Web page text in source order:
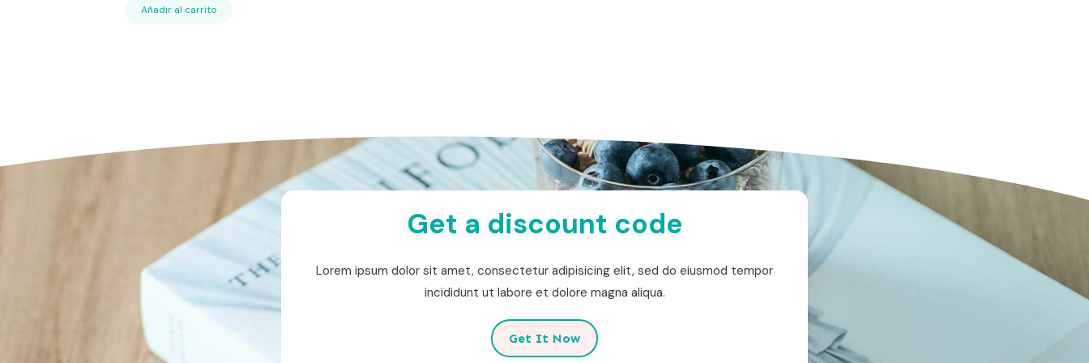
Añadir al carrito
Get a discount code
Lorem ipsum dolor sit amet, consectetur adipisicing elit, sed do eiusmod tempor
incididunt ut labore et dolore magna aliqua.
Get It Now